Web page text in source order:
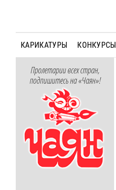
КАРИКАТУРЫ КОНКУРСЫ
Пролетарии всех стран,
подпишитесь на «Чаян»!